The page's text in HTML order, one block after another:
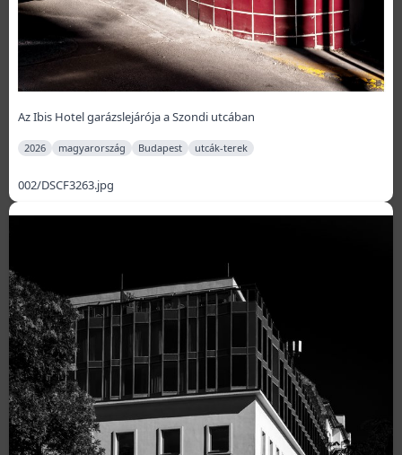
Az Ibis Hotel garázslejárója a Szondi utcában
2026 magyarország Budapest utcák-terek
002/DSCF3263.jpg